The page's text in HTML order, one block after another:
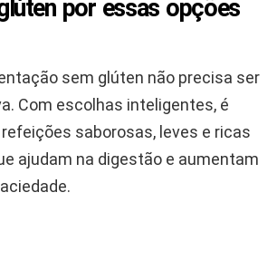
por essas opções
sem glúten não precisa ser
Com escolhas inteligentes, é
saborosas, leves e ricas
ajudam na digestão e aumentam